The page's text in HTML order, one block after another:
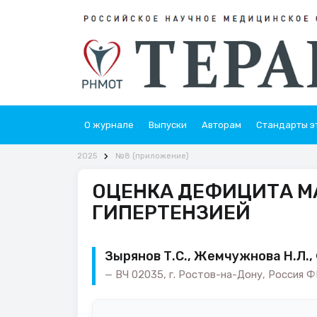
О журнале Выпуски Авторам Стандарты
2025 №8 (приложение)
ОЦЕНКА ДЕФИЦИТА
ГИПЕРТЕНЗИЕЙ
Зырянов Т.С., Жемчужнова Н.Л.,
ВЧ 02035, г. Ростов-на-Дону, Россия